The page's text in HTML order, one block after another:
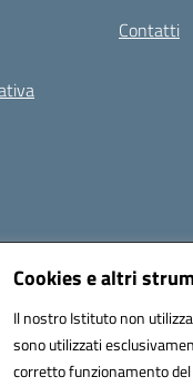
Cookies e altri
Il nostro Istituto non
sono utilizzati
corretto funzionamento
Contatti